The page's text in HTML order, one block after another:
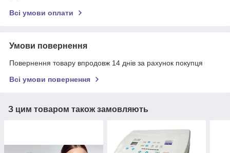
Всі умови оплати
Умови повернення
Повернення товару впродовж 14 днів за рахунок покупця
Всі умови повернення
З цим товаром також замовляють